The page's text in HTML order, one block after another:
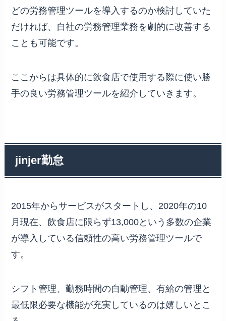
どの労務管理ツールを導入するのか検討していた
だければ、自社の労務管理業務を劇的に改善する
ことも可能です。
ここからは具体的に飲食店で使用する際に使い勝
手の良い労務管理ツールを紹介していきます。
jinjer勤怠
2015年からサービスがスタートし、2020年の10
月現在、飲食店に限らず13,000という多数の企業
が導入している信頼性の高い労務管理ツールで
す。
シフト管理、勤務時間の自動管理、有給の管理と
最低限必要な機能が充実しているのは嬉しいとこ